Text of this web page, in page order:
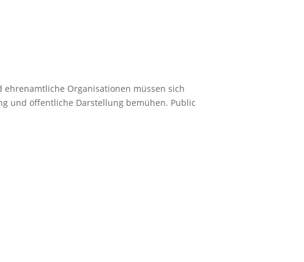
Organisationen müssen sich
und öffentliche Darstellung bemühen. Public